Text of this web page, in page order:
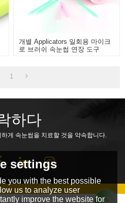
개별 Applicators 일회용 마이크
로 브러쉬 속눈썹 연장 도구
1
하다
게 속눈썹을 치료할 것을 약속합니다.
settings
you with the best possible
us to analyze user
improve the website for